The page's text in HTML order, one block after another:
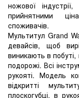
ножової
прийнятними
споживачів.
Мультитул Grand
девайсів, щоб
виникають в
подорожі. Всі
рукояті. Модель
відкритті
плоскогубці, в